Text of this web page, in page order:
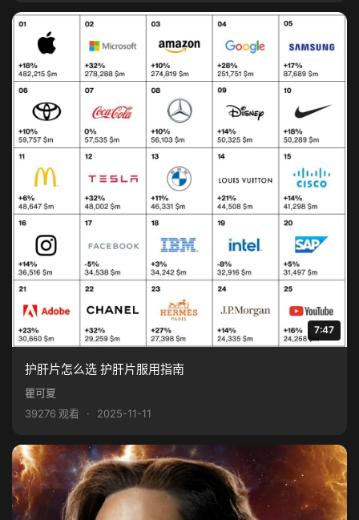
7:47
护肝片怎么选 护肝片服用指南
瞿可夏
39276 观看
· 2025-11-11